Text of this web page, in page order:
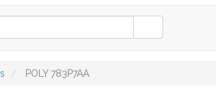
POLY 783P7AA